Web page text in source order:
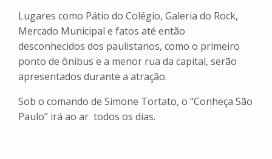
Lugares como Pátio do Colégio, Galeria do Rock,
Mercado Municipal e fatos até então
desconhecidos dos paulistanos, como o primeiro
ponto de ônibus e a menor rua da capital, serão
apresentados durante a atração.
Sob o comando de Simone Tortato, o “Conheça São
Paulo” irá ao ar todos os dias.